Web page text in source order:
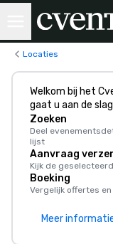
Locaties
Welkom bij het
gaat u aan de
Zoeken
Deel
lijst
Aanvraag
Kijk de
Boeking
Vergelijk offertes
Meer